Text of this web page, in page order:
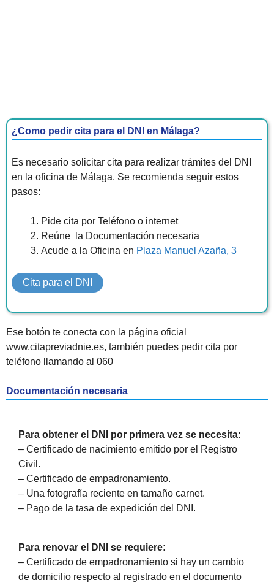
¿Como pedir cita para el DNI en Málaga?
Es necesario solicitar cita para realizar trámites del DNI
en la oficina de Málaga. Se recomienda seguir estos
pasos:
Pide cita por Teléfono o internet
Reúne la Documentación necesaria
Acude a la Oficina en Plaza Manuel Azaña, 3
Cita para el DNI
Ese botón te conecta con la página oficial
www.citapreviadnie.es, también puedes pedir cita por
teléfono llamando al 060
Documentación necesaria
Para obtener el DNI por primera vez se necesita:
– Certificado de nacimiento emitido por el Registro
Civil.
– Certificado de empadronamiento.
– Una fotografía reciente en tamaño carnet.
– Pago de la tasa de expedición del DNI.
Para renovar el DNI se requiere:
– Certificado de empadronamiento si hay un cambio
de domicilio respecto al registrado en el documento